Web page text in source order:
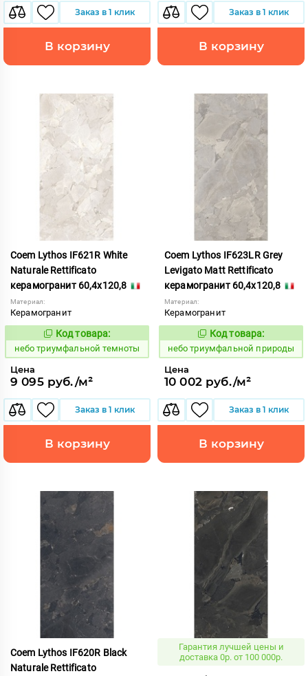
Заказ в 1 клик
В корзину
Заказ в 1 клик
В корзину
Coem Lythos IF621R White
Naturale Rettificato
керамогранит 60,4x120,8
Материал:
Керамогранит
1122477
Код товара:
небо триумфальной темноты
Цена
9 095 руб./м²
Заказ в 1 клик
В корзину
Coem Lythos IF623LR Grey
Levigato Matt Rettificato
керамогранит 60,4x120,8
Материал:
Керамогранит
1122475
Код товара:
небо триумфальной природы
Цена
10 002 руб./м²
Заказ в 1 клик
В корзину
Coem Lythos IF620R Black
Naturale Rettificato
Гарантия лучшей цены и
доставка 0р. от 100 000р.